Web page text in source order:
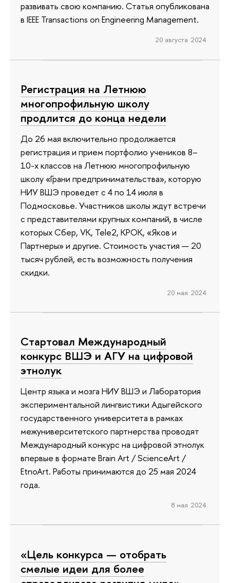
развивать свою компанию. Статья опубликована
в IEEE Transactions on Engineering Management.
20 августа 2024
Регистрация на Летнюю
многопрофильную школу
продлится до конца недели
До 26 мая включительно продолжается
регистрация и прием портфолио учеников 8–
10-х классов на Летнюю многопрофильную
школу «Грани предпринимательства», которую
НИУ ВШЭ проведет с 4 по 14 июля в
Подмосковье. Участников школы ждут встречи
с представителями крупных компаний, в числе
которых Сбер, VK, Теlе2, КРОК, «Яков и
Партнеры» и другие. Стоимость участия — 20
тысяч рублей, есть возможность получения
скидки.
20 мая 2024
Cтартовал Международный
конкурс ВШЭ и АГУ на цифровой
этнолук
Центр языка и мозга НИУ ВШЭ и Лаборатория
экспериментальной лингвистики Адыгейского
государственного университета в рамках
межуниверситетского партнерства проводят
Международный конкурс на цифровой этнолук
впервые в формате Brain Art / ScienceArt /
EtnoArt. Работы принимаются до 25 мая 2024
года.
8 мая 2024
«Цель конкурса — отобрать
смелые идеи для более